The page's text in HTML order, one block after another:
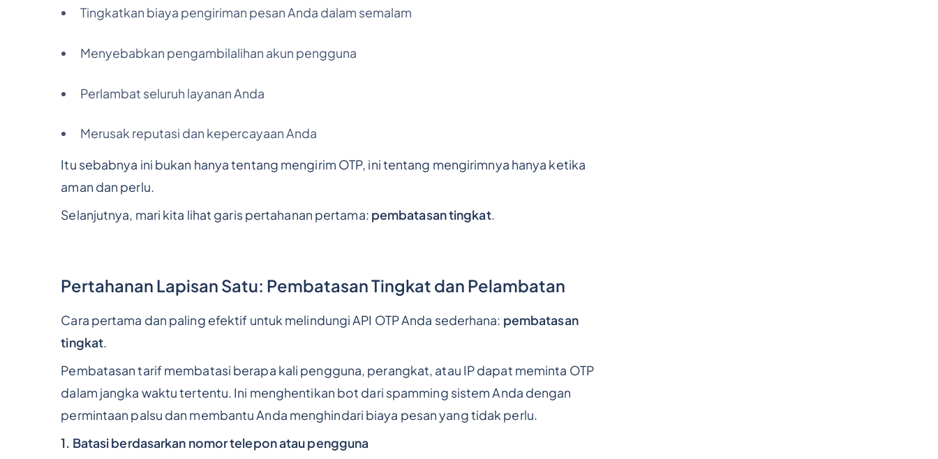
Tingkatkan biaya pengiriman pesan Anda dalam semalam
Menyebabkan pengambilalihan akun pengguna
Perlambat seluruh layanan Anda
Merusak reputasi dan kepercayaan Anda
Itu sebabnya ini bukan hanya tentang mengirim OTP, ini tentang mengirimnya hanya ketika
aman dan perlu.
Selanjutnya, mari kita lihat garis pertahanan pertama: pembatasan tingkat.
Pertahanan Lapisan Satu: Pembatasan Tingkat dan Pelambatan
Cara pertama dan paling efektif untuk melindungi API OTP Anda sederhana: pembatasan
tingkat.
Pembatasan tarif membatasi berapa kali pengguna, perangkat, atau IP dapat meminta OTP
dalam jangka waktu tertentu. Ini menghentikan bot dari spamming sistem Anda dengan
permintaan palsu dan membantu Anda menghindari biaya pesan yang tidak perlu.
1. Batasi berdasarkan nomor telepon atau pengguna